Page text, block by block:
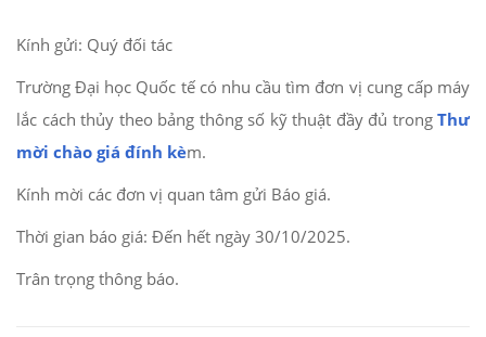
Kính gửi: Quý đối tác
Trường Đại học Quốc tế có nhu cầu tìm đơn vị cung cấp máy
lắc cách thủy theo bảng thông số kỹ thuật đầy đủ trong Thư
mời chào giá đính kèm.
Kính mời các đơn vị quan tâm gửi Báo giá.
Thời gian báo giá: Đến hết ngày 30/10/2025.
Trân trọng thông báo.